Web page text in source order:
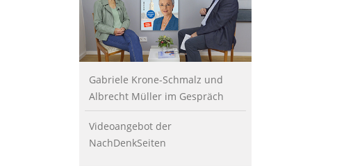
Gabriele Krone-Schmalz und
Albrecht Müller im Gespräch
Videoangebot der
NachDenkSeiten